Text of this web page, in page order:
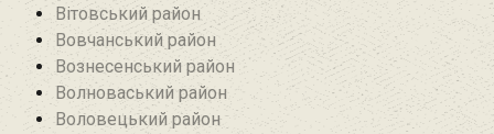
Вітовський район
Вовчанський район
Вознесенський район
Волноваський район
Воловецький район